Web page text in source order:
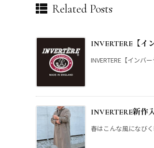
Related Posts
INVERTERE【イ
INVERTERE【インバ
INVERTERE新作
春はこんな風になび